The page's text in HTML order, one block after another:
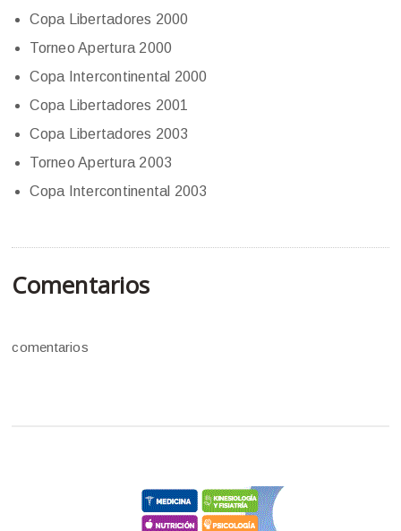
Copa Libertadores 2000
Torneo Apertura 2000
Copa Intercontinental 2000
Copa Libertadores 2001
Copa Libertadores 2003
Torneo Apertura 2003
Copa Intercontinental 2003
Comentarios
comentarios